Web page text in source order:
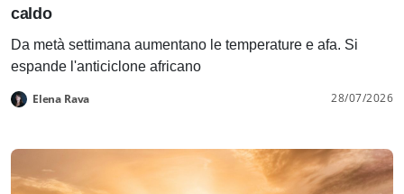
caldo
Da metà settimana aumentano le temperature e afa. Si
espande l'anticiclone africano
Elena Rava 28/07/2026